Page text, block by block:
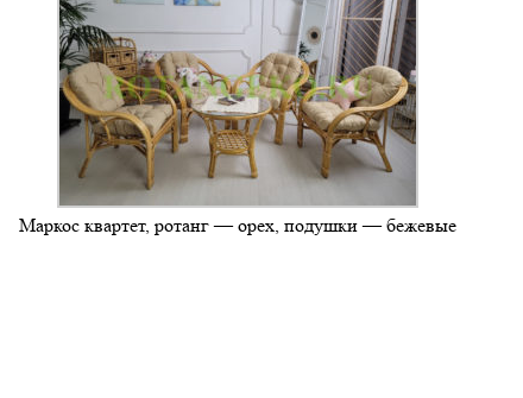
Маркос квартет, ротанг — орех, подушки — бежевые